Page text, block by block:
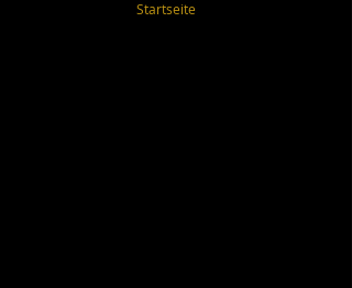
Startseite